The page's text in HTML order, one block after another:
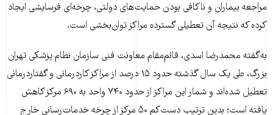
مراجعه بیماران و ناکافی بودن حمایت‌های دولتی، چرخه‌ای فرسایشی ایجاد
کرده که نتیجه آن تعطیلی گسترده مراکز توان‌بخشی است.
به‌گفته محمدرضا اسدی، قائم‌مقام معاونت فنی سازمان نظام پزشکی تهران
بزرگ، طی یک سال گذشته حدود ۱۵ درصد از مراکز کاردرمانی و گفتاردرمانی
تعطیل شده‌اند و شمار این مراکز از حدود ۷۴۰ واحد به ۶۹۰ مرکز کاهش
یافته است؛ بدین ترتیب دست‌کم ۵۰ مرکز از چرخه خدمات‌رسانی خارج